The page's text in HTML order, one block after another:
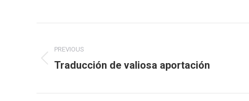
navigation
PREVIOUS
Previous
Traducción de valiosa aportación